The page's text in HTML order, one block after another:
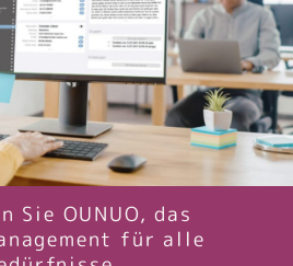
Sie OUNUO, das
für alle